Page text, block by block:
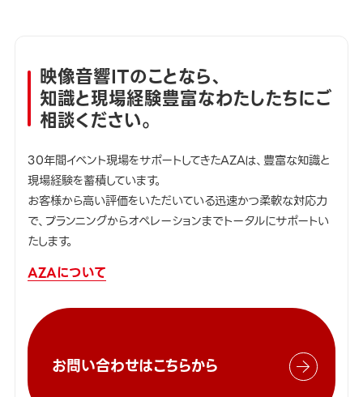
映像音響ITのことなら、
知識と現場経験豊富なわたしたちにご
相談ください。
30年間イベント現場をサポートしてきたAZAは、豊富な知識と
現場経験を蓄積しています。
お客様から高い評価をいただいている迅速かつ柔軟な対応力
で、プランニングからオペレーションまでトータルにサポートい
たします。
AZAについて
お問い合わせはこちらから